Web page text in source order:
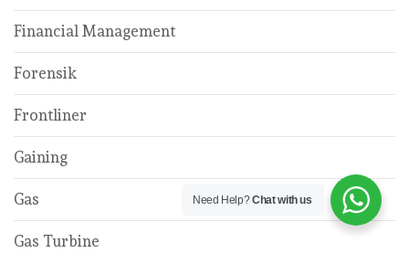
Financial Management
Forensik
Frontliner
Gaining
Gas
Gas Turbine
Need Help?Chat with us